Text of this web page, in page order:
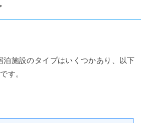
泊施設のタイプはいくつかあり、以下
す。